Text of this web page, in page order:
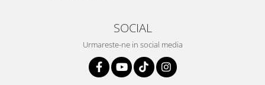
SOCIAL
Urmareste-ne in social media